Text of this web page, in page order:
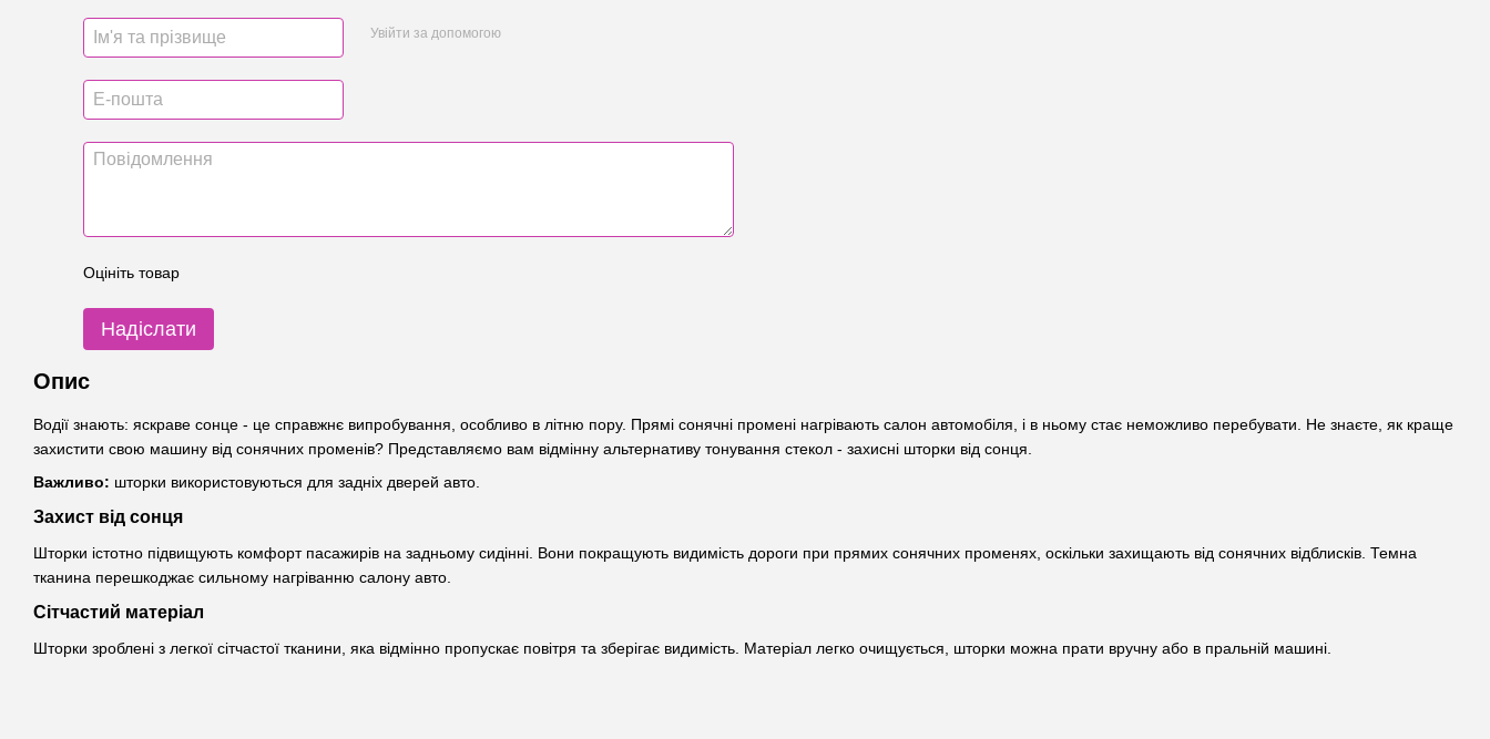
Увійти за допомогою
Оцініть товар
Надіслати
Опис
Водії знають: яскраве сонце - це справжнє випробування, особливо в літню пору. Прямі сонячні промені нагрівають салон автомобіля, і в ньому стає неможливо перебувати. Не знаєте, як краще
захистити свою машину від сонячних променів? Представляємо вам відмінну альтернативу тонування стекол - захисні шторки від сонця.
Важливо: шторки використовуються для задніх дверей авто.
Захист від сонця
Шторки істотно підвищують комфорт пасажирів на задньому сидінні. Вони покращують видимість дороги при прямих сонячних променях, оскільки захищають від сонячних відблисків. Темна
тканина перешкоджає сильному нагріванню салону авто.
Сітчастий матеріал
Шторки зроблені з легкої сітчастої тканини, яка відмінно пропускає повітря та зберігає видимість. Матеріал легко очищується, шторки можна прати вручну або в пральній машині.